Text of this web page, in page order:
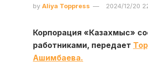
by Aliya Toppress 2024/12/20
Корпорация «Казахмыс»
работниками, передает
Ашимбаева.